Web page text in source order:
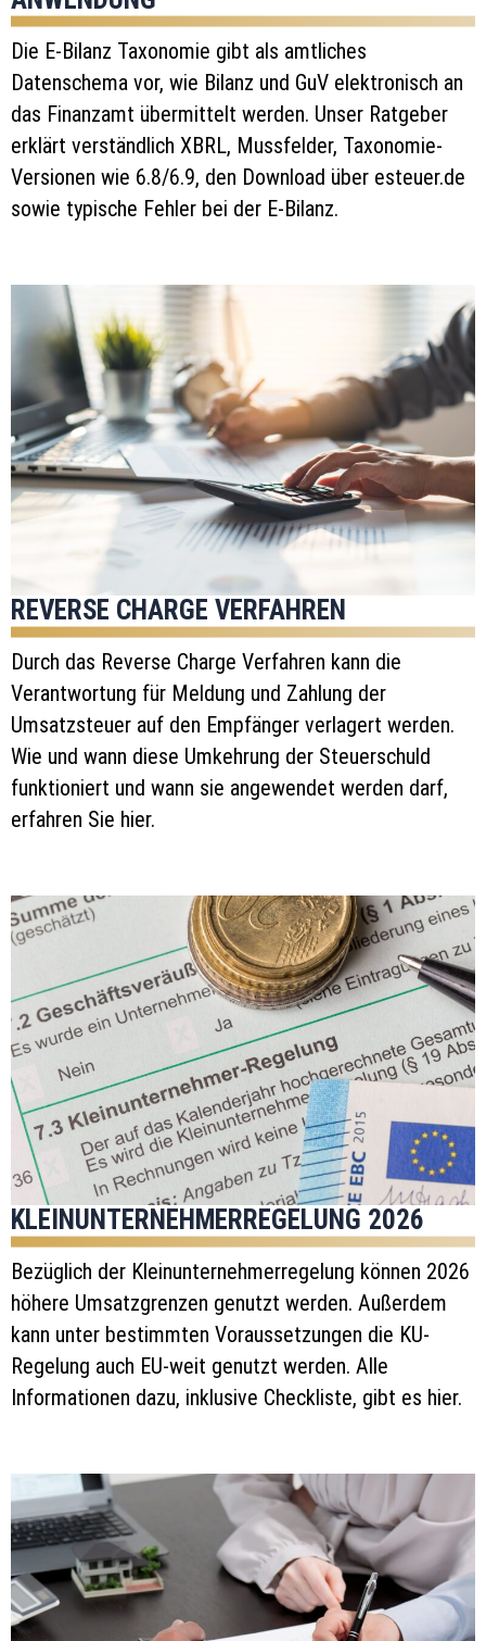
Die E-Bilanz Taxonomie gibt als amtliches
Datenschema vor, wie Bilanz und GuV elektronisch an
das Finanzamt übermittelt werden. Unser Ratgeber
erklärt verständlich XBRL, Mussfelder, Taxonomie-
Versionen wie 6.8/6.9, den Download über esteuer.de
sowie typische Fehler bei der E-Bilanz.
REVERSE CHARGE VERFAHREN
Durch das Reverse Charge Verfahren kann die
Verantwortung für Meldung und Zahlung der
Umsatzsteuer auf den Empfänger verlagert werden.
Wie und wann diese Umkehrung der Steuerschuld
funktioniert und wann sie angewendet werden darf,
erfahren Sie hier.
KLEINUNTERNEHMERREGELUNG 2026
Bezüglich der Kleinunternehmerregelung können 2026
höhere Umsatzgrenzen genutzt werden. Außerdem
kann unter bestimmten Voraussetzungen die KU-
Regelung auch EU-weit genutzt werden. Alle
Informationen dazu, inklusive Checkliste, gibt es hier.